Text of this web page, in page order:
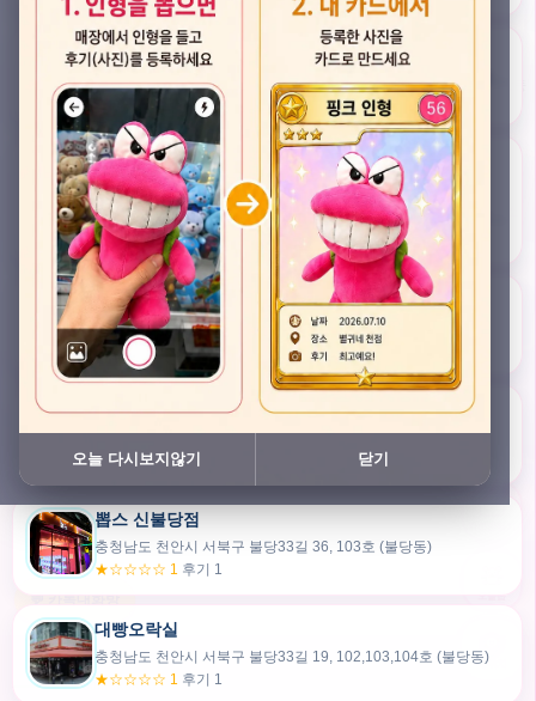
게임플렉스 불당동점
★★★☆☆ 2.5 후기 4
뽑기랜드
★★★★★ 4.7후기 49
픽스팟 불당점
충청남도 천안시 서북구 불당33길 47, 106호 (불당동)
★☆☆☆☆ 1 후기 1
쿠보 신불당점
충청남도 천안시 서북구 불당33길 35, 105호 (불당동)
★★★☆☆ 2.5후기 2
뽑스 신불당점
충청남도 천안시 서북구 불당33길 36, 103호 (불당동)
★☆☆☆☆ 1 후기 1
대빵오락실
충청남도 천안시 서북구 불당33길 19, 102,103,104호 (불당동)
★☆☆☆☆ 1 후기 1
30m
내위치
💬 카톡대화방
오늘 다시보지않기 닫기